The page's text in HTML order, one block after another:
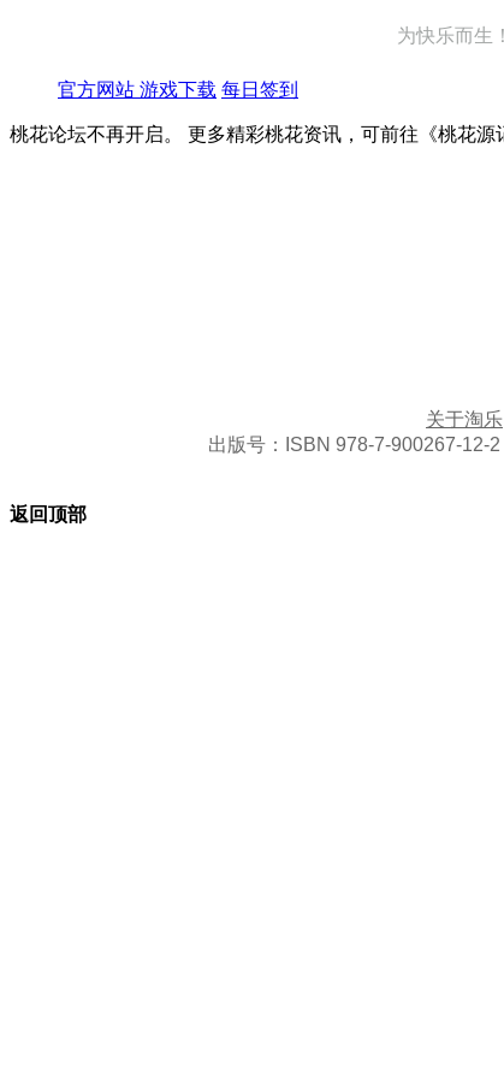
为快乐而生！
官方网站 游戏下载 每日签到
桃花论坛不再开启。 更多精彩桃花资讯，可前往《桃花源
关于淘乐
出版号：
ISBN 978-7-900267-12-2
返回顶部